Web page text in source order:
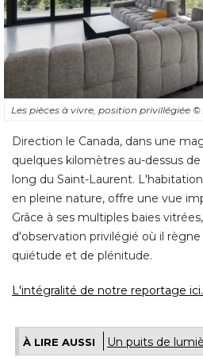
Les pièces à vivre, position privillégiée ©
Direction le Canada, dans une
quelques kilomètres au-dessus
long du Saint-Laurent.
en pleine nature, offre une vue
Grâce à ses multiples baies
d'observation privilégié où il
quiétude et de plénitude.
L'intégralité de notre reportage ici.
À LIRE AUSSI Un puits de